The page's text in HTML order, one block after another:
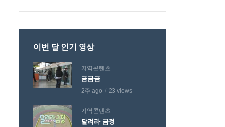
이번 달 인기 영상
지역콘텐츠
금금금
2주 ago 23 views
지역콘텐츠
달려라 금정